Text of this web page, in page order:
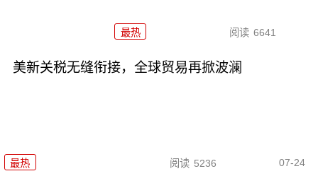
最热 阅读 6641
美新关税无缝衔接，全球贸易再掀波澜
最热 阅读 5236 07-24